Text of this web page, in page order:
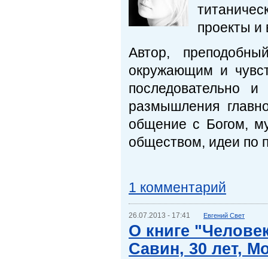
проекты и
Автор,
окружающим и
последовательно
размышления
общение с Богом,
обществом, идеи по
1 комментарий
26.07.2013 - 17:41 Евгений Свет
О книге
Савин, 30 лет,